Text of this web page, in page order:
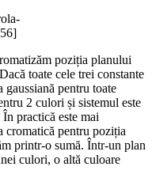
poziția planului
toate cele trei constante
gaussiană pentru toate
2 culori și sistemul este
În practică este mai
cromatică pentru poziția
printr-o sumă. Într-un plan
culori, o altă culoare